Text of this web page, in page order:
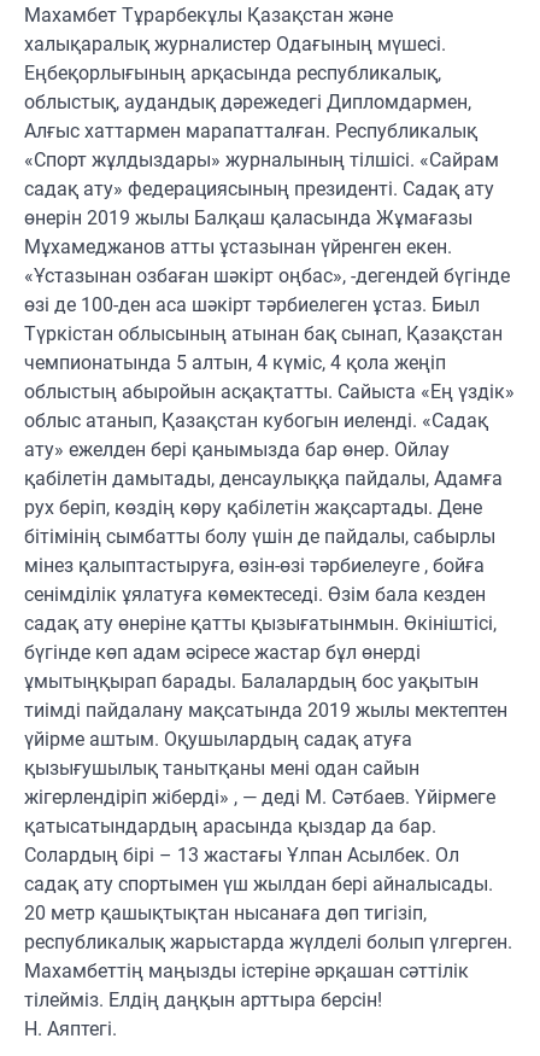
Махамбет Тұрарбекұлы Қазақстан және
халықаралық журналистер Одағының мүшесі.
Еңбеқорлығының арқасында республикалық,
облыстық, аудандық дәрежедегі Дипломдармен,
Алғыс хаттармен марапатталған. Республикалық
«Спорт жұлдыздары» журналының тілшісі. «Сайрам
садақ ату» федерациясының президенті. Садақ ату
өнерін 2019 жылы Балқаш қаласында Жұмағазы
Мұхамеджанов атты ұстазынан үйренген екен.
«Ұстазынан озбаған шәкірт оңбас», -дегендей бүгінде
өзі де 100-ден аса шәкірт тәрбиелеген ұстаз. Биыл
Түркістан облысының атынан бақ сынап, Қазақстан
чемпионатында 5 алтын, 4 күміс, 4 қола жеңіп
облыстың абыройын асқақтатты. Сайыста «Ең үздік»
облыс атанып, Қазақстан кубогын иеленді. «Садақ
ату» ежелден бері қанымызда бар өнер. Ойлау
қабілетін дамытады, денсаулыққа пайдалы, Адамға
рух беріп, көздің көру қабілетін жақсартады. Дене
бітімінің сымбатты болу үшін де пайдалы, сабырлы
мінез қалыптастыруға, өзін-өзі тәрбиелеуге , бойға
сенімділік ұялатуға көмектеседі. Өзім бала кезден
садақ ату өнеріне қатты қызығатынмын. Өкініштісі,
бүгінде көп адам әсіресе жастар бұл өнерді
ұмытыңқырап барады. Балалардың бос уақытын
тиімді пайдалану мақсатында 2019 жылы мектептен
үйірме аштым. Оқушылардың садақ атуға
қызығушылық танытқаны мені одан сайын
жігерлендіріп жіберді» , — деді М. Сәтбаев. Үйірмеге
қатысатындардың арасында қыздар да бар.
Солардың бірі – 13 жастағы Ұлпан Асылбек. Ол
садақ ату спортымен үш жылдан бері айналысады.
20 метр қашықтықтан нысанаға дөп тигізіп,
республикалық жарыстарда жүлделі болып үлгерген.
Махамбеттің маңызды істеріне әрқашан сәттілік
тілейміз. Елдің даңқын арттыра берсін!
Н. Аяптегі.